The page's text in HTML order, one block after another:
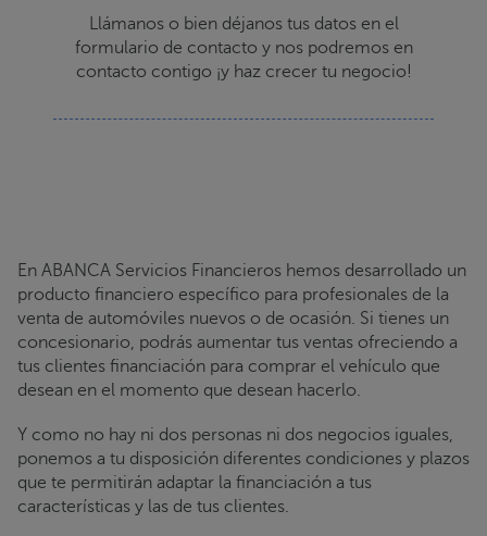
Llámanos o bien déjanos tus datos en el
formulario de contacto y nos podremos en
contacto contigo ¡y haz crecer tu negocio!
En ABANCA Servicios Financieros hemos desarrollado un
producto financiero específico para profesionales de la
venta de automóviles nuevos o de ocasión. Si tienes un
concesionario, podrás aumentar tus ventas ofreciendo a
tus clientes financiación para comprar el vehículo que
desean en el momento que desean hacerlo.
Y como no hay ni dos personas ni dos negocios iguales,
ponemos a tu disposición diferentes condiciones y plazos
que te permitirán adaptar la financiación a tus
características y las de tus clientes.